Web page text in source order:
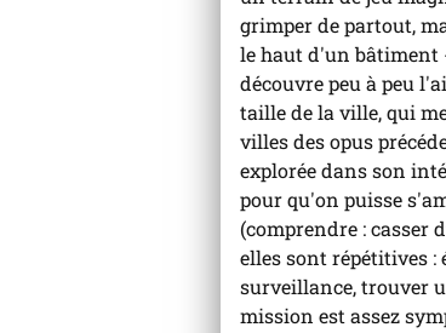
grimper de partout,
le haut d'un bâtiment
découvre peu à peu
taille de la ville, qui
villes des opus
explorée dans son
pour qu'on puisse
(comprendre : casser
elles sont répétitives :
surveillance, trouver
mission est assez